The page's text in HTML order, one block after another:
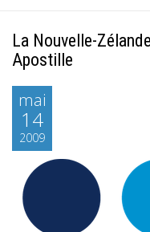
La Nouvelle-
Apostille
mai
14
2009